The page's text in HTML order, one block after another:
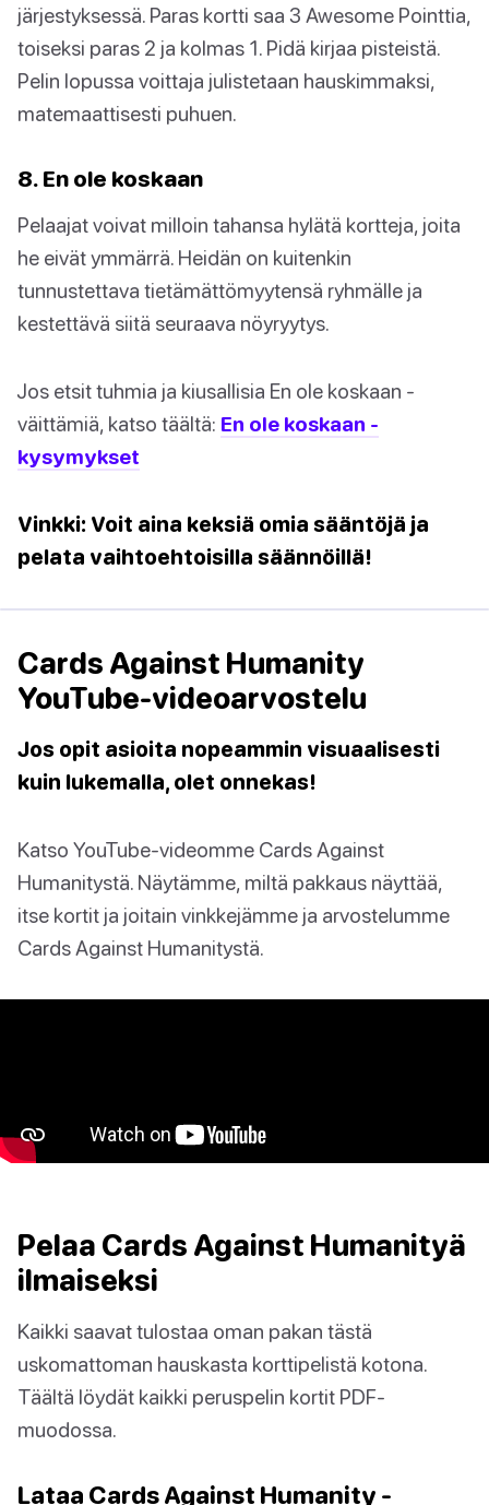
järjestyksessä. Paras kortti saa 3 Awesome Pointtia,
toiseksi paras 2 ja kolmas 1. Pidä kirjaa pisteistä.
Pelin lopussa voittaja julistetaan hauskimmaksi,
matemaattisesti puhuen.
8. En ole koskaan
Pelaajat voivat milloin tahansa hylätä kortteja, joita
he eivät ymmärrä. Heidän on kuitenkin
tunnustettava tietämättömyytensä ryhmälle ja
kestettävä siitä seuraava nöyryytys.
Jos etsit tuhmia ja kiusallisia En ole koskaan -
väittämiä, katso täältä: En ole koskaan -
kysymykset
Vinkki: Voit aina keksiä omia sääntöjä ja
pelata vaihtoehtoisilla säännöillä!
Cards Against Humanity
YouTube-videoarvostelu
Jos opit asioita nopeammin visuaalisesti
kuin lukemalla, olet onnekas!
Katso YouTube-videomme Cards Against
Humanitystä. Näytämme, miltä pakkaus näyttää,
itse kortit ja joitain vinkkejämme ja arvostelumme
Cards Against Humanitystä.
Pelaa Cards Against Humanityä
ilmaiseksi
Kaikki saavat tulostaa oman pakan tästä
uskomattoman hauskasta korttipelistä kotona.
Täältä löydät kaikki peruspelin kortit PDF-
muodossa.
Lataa Cards Against Humanity -